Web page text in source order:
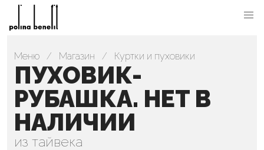
Меню Магазин Куртки и пуховики
ПУХОВИК-
РУБАШКА. НЕТ В
НАЛИЧИИ
из тайвека